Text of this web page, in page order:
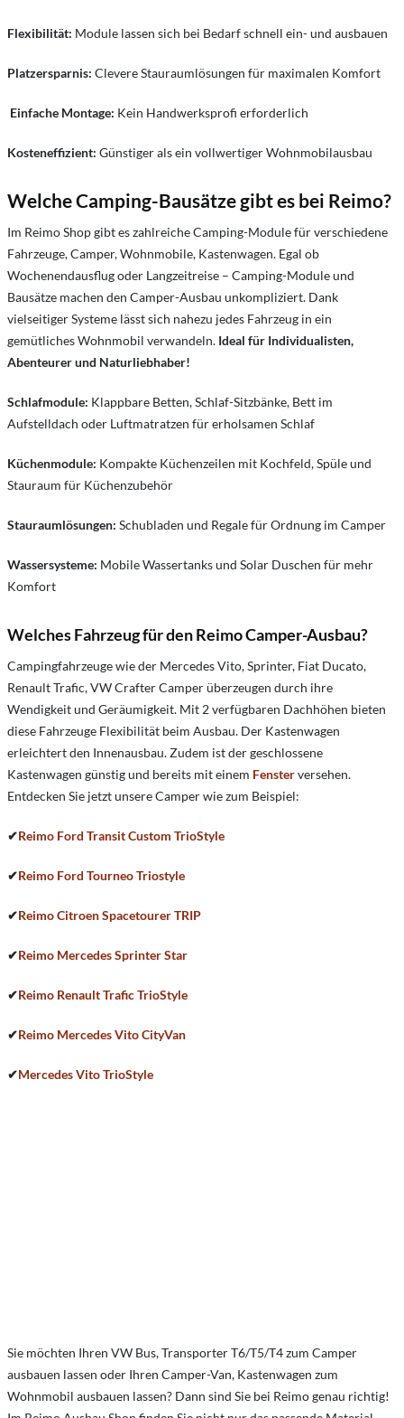
Flexibilität: Module lassen sich bei Bedarf schnell ein- und ausbauen
Platzersparnis: Clevere Stauraumlösungen für maximalen Komfort
Einfache Montage: Kein Handwerksprofi erforderlich
Kosteneffizient: Günstiger als ein vollwertiger Wohnmobilausbau
Welche Camping-Bausätze gibt es bei Reimo?
Im Reimo Shop gibt es zahlreiche Camping-Module für verschiedene
Fahrzeuge, Camper, Wohnmobile, Kastenwagen. Egal ob
Wochenendausflug oder Langzeitreise – Camping-Module und
Bausätze machen den Camper-Ausbau unkompliziert. Dank
vielseitiger Systeme lässt sich nahezu jedes Fahrzeug in ein
gemütliches Wohnmobil verwandeln. Ideal für Individualisten,
Abenteurer und Naturliebhaber!
Schlafmodule: Klappbare Betten, Schlaf-Sitzbänke, Bett im
Aufstelldach oder Luftmatratzen für erholsamen Schlaf
Küchenmodule: Kompakte Küchenzeilen mit Kochfeld, Spüle und
Stauraum für Küchenzubehör
Stauraumlösungen: Schubladen und Regale für Ordnung im Camper
Wassersysteme: Mobile Wassertanks und Solar Duschen für mehr
Komfort
Welches Fahrzeug für den Reimo Camper-Ausbau?
Campingfahrzeuge wie der Mercedes Vito, Sprinter, Fiat Ducato,
Renault Trafic, VW Crafter Camper überzeugen durch ihre
Wendigkeit und Geräumigkeit. Mit 2 verfügbaren Dachhöhen bieten
diese Fahrzeuge Flexibilität beim Ausbau. Der Kastenwagen
erleichtert den Innenausbau. Zudem ist der geschlossene
Kastenwagen günstig und bereits mit einem Fensterversehen.
Entdecken Sie jetzt unsere Camper wie zum Beispiel:
✔Reimo Ford Transit Custom TrioStyle
✔Reimo Ford Tourneo Triostyle
✔Reimo Citroen Spacetourer TRIP
✔Reimo Mercedes Sprinter Star
✔Reimo Renault Trafic TrioStyle
✔Reimo Mercedes Vito CityVan
✔Mercedes Vito TrioStyle
Sie möchten Ihren VW Bus, Transporter T6/T5/T4 zum Camper
ausbauen lassen oder Ihren Camper-Van, Kastenwagen zum
Wohnmobil ausbauen lassen? Dann sind Sie bei Reimo genau richtig!